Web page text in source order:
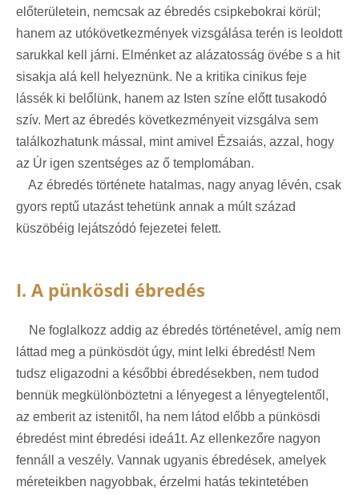
előterületein, nemcsak az ébredés csipkebokrai körül;
hanem az utókövetkezmények vizsgálása terén is leoldott
sarukkal kell járni. Elménket az alázatosság övébe s a hit
sisakja alá kell helyeznünk. Ne a kritika cinikus feje
lássék ki belőlünk, hanem az Isten színe előtt tusakodó
szív. Mert az ébredés következményeit vizsgálva sem
találkozhatunk mással, mint amivel Ézsaiás, azzal, hogy
az Úr igen szentséges az ő templomában.
Az ébredés története hatalmas, nagy anyag lévén, csak
gyors reptű utazást tehetünk annak a múlt század
küszöbéig lejátszódó fejezetei felett.
I. A pünkösdi ébredés
Ne foglalkozz addig az ébredés történetével, amíg nem
láttad meg a pünkösdöt úgy, mint lelki ébredést! Nem
tudsz eligazodni a későbbi ébredésekben, nem tudod
bennük megkülönböztetni a lényegest a lényegtelentől,
az emberit az istenitől, ha nem látod előbb a pünkösdi
ébredést mint ébredési ideá1t. Az ellenkezőre nagyon
fennáll a veszély. Vannak ugyanis ébredések, amelyek
méreteikben nagyobbak, érzelmi hatás tekintetében